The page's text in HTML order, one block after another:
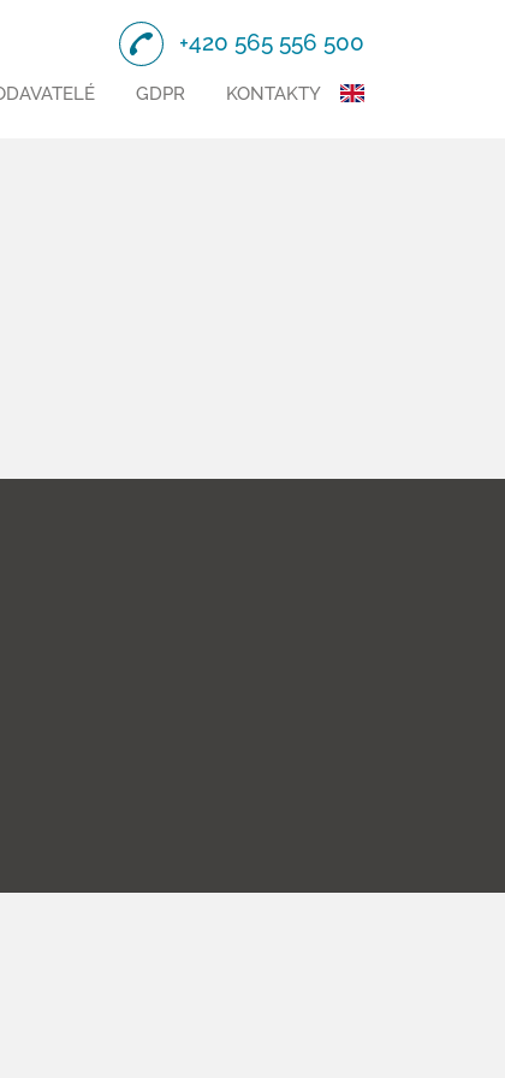
+420 565 556 500
GDPR KONTAKTY